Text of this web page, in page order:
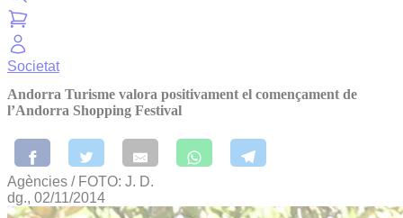
Societat
Andorra Turisme valora positivament el començament de
l’Andorra Shopping Festival
Agències / FOTO: J. D.
dg., 02/11/2014